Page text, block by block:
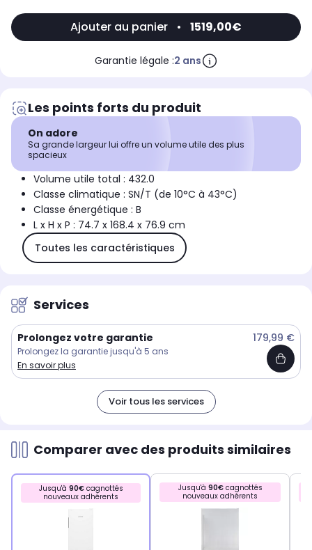
Ajouter au panier • 1519,00€
Garantie légale :2 ans
Les points forts du produit
On adore
Sa grande largeur lui offre un volume utile des plus
spacieux
Volume utile total : 432.0
Classe climatique : SN/T (de 10°C à 43°C)
Classe énergétique : B
L x H x P : 74.7 x 168.4 x 76.9 cm
Toutes les caractéristiques
Services
Prolongez votre garantie 179,99 €
Prolongez la garantie jusqu'à 5 ans
En savoir plus
Voir tous les services
Comparer avec des produits similaires
Jusqu'à 90€cagnottés
nouveaux adhérents
Jusqu'à 90€cagnottés
nouveaux adhérents